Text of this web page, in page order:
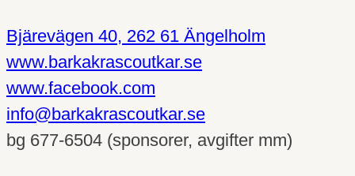
Bjärevägen 40, 262 61 Ängelholm
www.barkakrascoutkar.se
www.facebook.com
info@barkakrascoutkar.se
bg 677-6504 (sponsorer, avgifter mm)